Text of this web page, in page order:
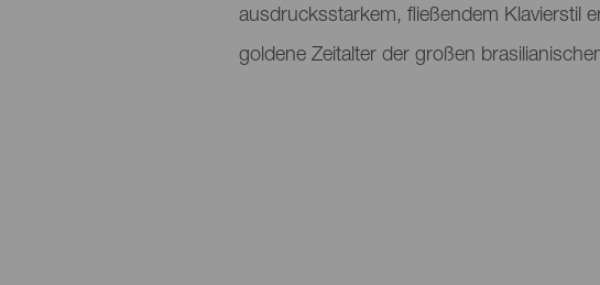
ausdrucksstarkem, fließendem Klavierstil
goldene Zeitalter der großen